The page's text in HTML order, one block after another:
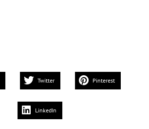
Twitter Pinterest
LinkedIn